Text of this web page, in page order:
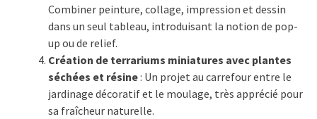
Combiner peinture, collage, impression et dessin
dans un seul tableau, introduisant la notion de pop-
up ou de relief.
Création de terrariums miniatures avec plantes
séchées et résine: Un projet au carrefour entre le
jardinage décoratif et le moulage, très apprécié pour
sa fraîcheur naturelle.